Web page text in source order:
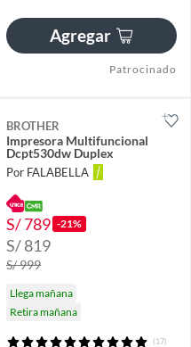
Agregar
Patrocinado
BROTHER
Impresora Multifuncional
Dcpt530dw Duplex
Por FALABELLA
S/ 789 -21%
S/ 819
S/ 999
Llega mañana
Retira mañana
(17)